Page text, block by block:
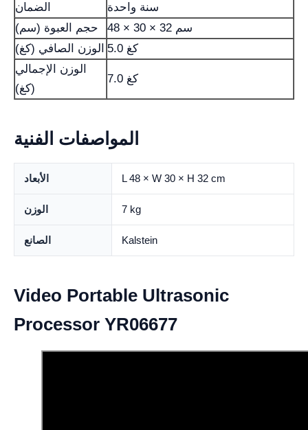
الضمان
سنة واحدة
حجم العبوة (سم)
48 × 30 × 32 سم
الوزن الصافي (كغ)
5.0 كغ
الوزن الإجمالي
(كغ)
7.0 كغ
المواصفات الفنية
الأبعاد L 48 × W 30 × H 32 cm
الوزن 7 kg
الصانع Kalstein
Video Portable Ultrasonic
Processor YR06677